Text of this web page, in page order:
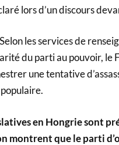
lors d’un discours
les services de
du parti au pouvoir, le
une tentative
en Hongrie sont
montrent que le parti